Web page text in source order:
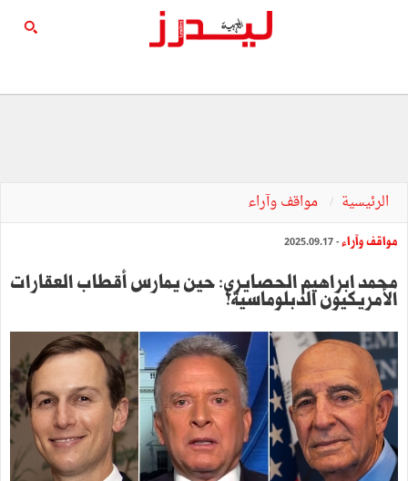
الرئيسية مواقف وآراء
مواقف وآراء- 2025.09.17
محمد ابراهيم الحصايري: حين يمارس أقطاب العقارات
الأمريكيون الدبلوماسية!